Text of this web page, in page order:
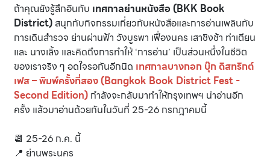
ถ้าคุณยังรู้สึกอินกับ เทศกาลย่านหนังสือ (BKK Book
District) สนุกกับกิจกรรมเกี่ยวกับหนังสือและการอ่านเพลินกับ
การเดินสำรวจ ย่านผ่านฟ้า วังบูรพา เฟื่องนคร เสาชิงช้า ท่าเตียน
และ นางเลิ้ง และคิดถึงการทำให้ ‘การอ่าน’ เป็นส่วนหนึ่งในชีวิต
ของเราจริง ๆ อดใจรอกันอีกนิด เทศกาลบางกอก บุ๊ก ดิสทริกต์
เฟส – พิมพ์ครั้งที่สอง (Bangkok Book District Fest -
Second Edition) กำลังจะกลับมาทำให้กรุงเทพฯ น่าอ่านอีก
ครั้ง แล้วมาอ่านด้วยกันในวันที่ 25-26 กรกฎาคมนี้
📆 25-26 ก.ค. นี้
📍 ย่านพระนคร